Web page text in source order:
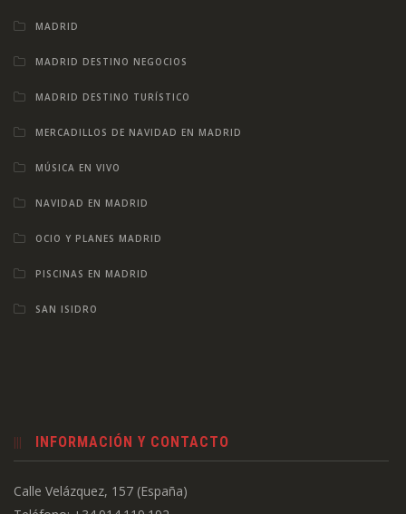
MADRID
MADRID DESTINO NEGOCIOS
MADRID DESTINO TURÍSTICO
MERCADILLOS DE NAVIDAD EN MADRID
MÚSICA EN VIVO
NAVIDAD EN MADRID
OCIO Y PLANES MADRID
PISCINAS EN MADRID
SAN ISIDRO
INFORMACIÓN Y CONTACTO
Calle Velázquez, 157 (España)